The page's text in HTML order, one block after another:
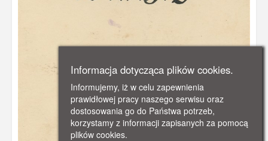
Informacja dotycząca plików cookies.
Informujemy, iż w celu zapewnienia
prawidłowej pracy naszego serwisu oraz
dostosowania go do Państwa potrzeb,
korzystamy z informacji zapisanych za pomocą
plików cookies.